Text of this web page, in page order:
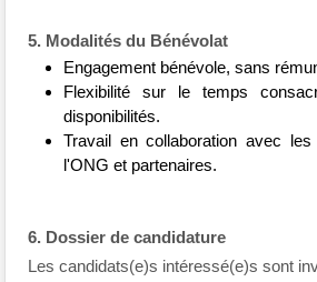
5. Modalités du Bénévolat
Engagement bénévole, sans
Flexibilité sur le temps
disponibilités.
Travail en collaboration avec
l'ONG et partenaires.
6. Dossier de candidature
Les candidats(e)s intéressé(e)s sont